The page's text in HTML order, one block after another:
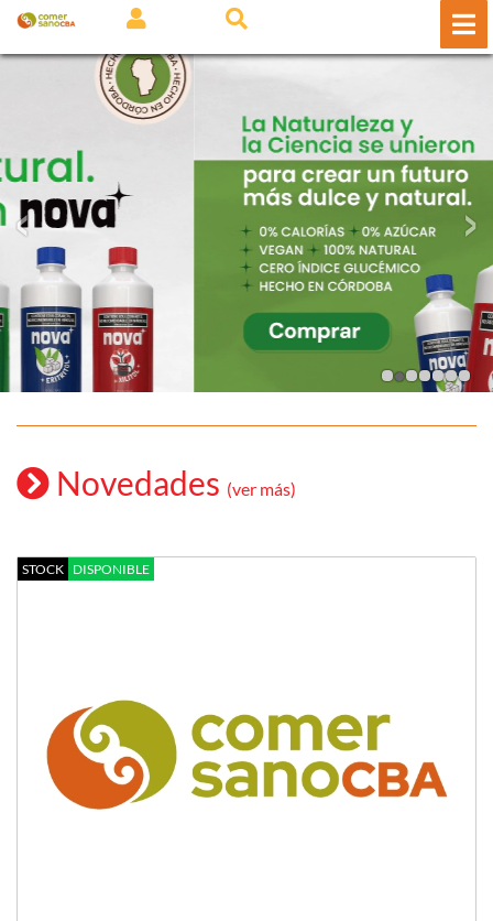
‹ ›
Novedades (ver más)
STOCK DISPONIBLE